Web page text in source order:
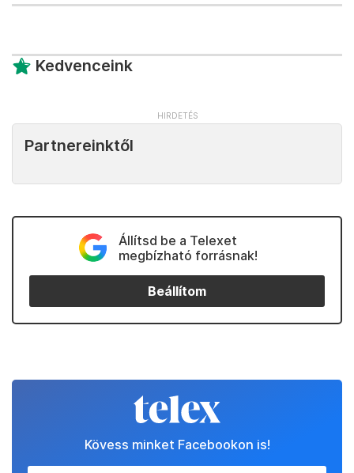
Kedvenceink
Partnereinktől
Állítsd be a Telexet
megbízható forrásnak!
Beállítom
Kövess minket Facebookon is!